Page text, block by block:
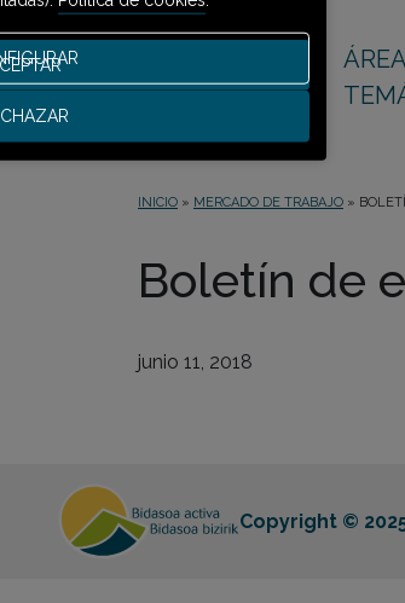
INICIO » MERCADO DE TRABAJO »
Boletín de
junio 11, 2018
Copyright ©